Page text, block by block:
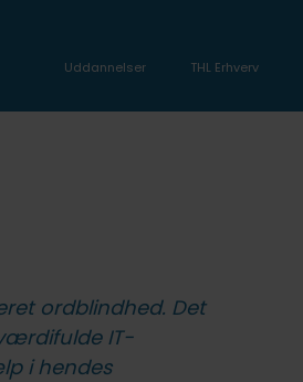
Uddannelser THL Erhverv
ordblindhed. Det
IT-
i hendes